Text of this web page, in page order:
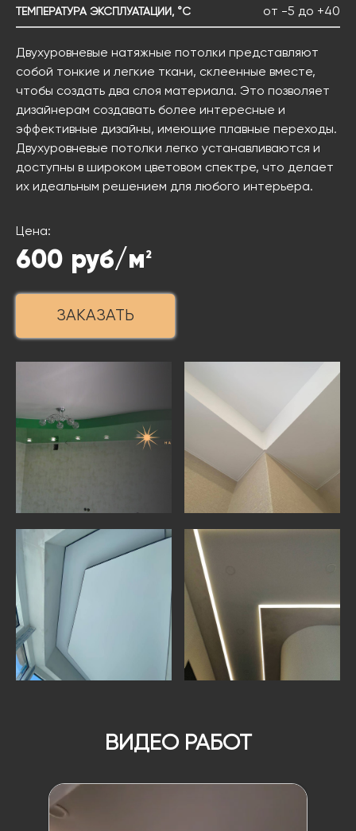
ТЕМПЕРАТУРА ЭКСПЛУАТАЦИИ, °C от -5 до +40
Двухуровневые натяжные потолки представляют
собой тонкие и легкие ткани, склеенные вместе,
чтобы создать два слоя материала. Это позволяет
дизайнерам создавать более интересные и
эффективные дизайны, имеющие плавные переходы.
Двухуровневые потолки легко устанавливаются и
доступны в широком цветовом спектре, что делает
их идеальным решением для любого интерьера.
Цена:
600 руб/м2
ЗАКАЗАТЬ
ВИДЕО РАБОТ